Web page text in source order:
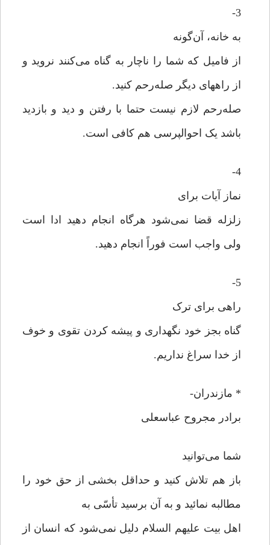
3-
به خانه، آن‌گونه
از فامیل که شما را ناچار به گناه می‌کنند نروید و
از راههای دیگر صله‌رحم کنید.
صله‌رحم لازم نیست حتما با رفتن و دید و بازدید
باشد یک احوالپرسی هم کافی است.
4-
نماز آیات برای
زلزله قضا نمی‌شود هرگاه انجام دهید ادا است
ولی واجب است فوراً انجام دهید.
5-
راهی برای ترک
گناه بجز خود نگهداری و پیشه کردن تقوی و خوف
از خدا سراغ نداریم.
* مازندران-
برادر مجروح عباسعلی
شما می‌توانید
باز هم تلاش کنید و حداقل بخشی از حق خود را
مطالبه نمائید و به آن برسید تأسّی به
اهل بیت علیهم السلام دلیل نمی‌شود که انسان از